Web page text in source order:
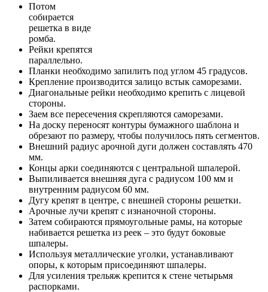
Потом
собирается
решетка в виде
ромба.
Рейки крепятся
параллельно.
Планки необходимо запилить под углом 45 градусов.
Крепление производится залицо встык саморезами.
Диагональные рейки необходимо крепить с лицевой
стороны.
Заем все пересечения скрепляются саморезами.
На доску переносят контуры бумажного шаблона и
обрезают по размеру, чтобы получилось пять сегментов.
Внешний радиус арочной дуги должен составлять 470
мм.
Концы арки соединяются с центральной шпалерой.
Выпиливается внешняя дуга с радиусом 100 мм и
внутренним радиусом 60 мм.
Дугу крепят в центре, с внешней стороны решетки.
Арочные лучи крепят с изнаночной стороны.
Затем собираются прямоугольные рамы, на которые
набивается решетка из реек – это будут боковые
шпалеры.
Используя металлические уголки, устанавливают
опоры, к которым присоединяют шпалеры.
Для усиления трельяж крепится к стене четырьмя
распорками.